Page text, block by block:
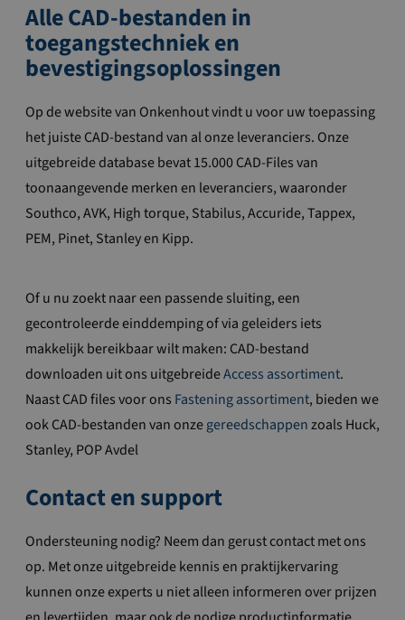
Alle CAD-bestanden in
toegangstechniek en
bevestigingsoplossingen
Op de website van Onkenhout vindt u voor uw toepassing
het juiste CAD-bestand van al onze leveranciers. Onze
uitgebreide database bevat 15.000 CAD-Files van
toonaangevende merken en leveranciers, waaronder
Southco, AVK, High torque, Stabilus, Accuride, Tappex,
PEM, Pinet, Stanley en Kipp.
Of u nu zoekt naar een passende sluiting, een
gecontroleerde einddemping of via geleiders iets
makkelijk bereikbaar wilt maken: CAD-bestand
downloaden uit ons uitgebreideAccess assortiment.
Naast CAD files voor ons Fastening assortiment, bieden we
ook CAD-bestanden van onzegereedschappenzoals Huck,
Stanley, POP Avdel
Contact en support
Ondersteuning nodig? Neem dan gerust contact met ons
op. Met onze uitgebreide kennis en praktijkervaring
kunnen onze experts u niet alleen informeren over prijzen